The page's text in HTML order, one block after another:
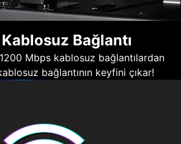
Bağlantı
Mbps kablosuz bağlantılardan
bağlantının keyfini çıkar!